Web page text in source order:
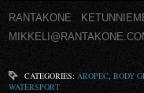
RANTAKONE
CATEGORIES: AROPEC, BODY
WATERSPORT